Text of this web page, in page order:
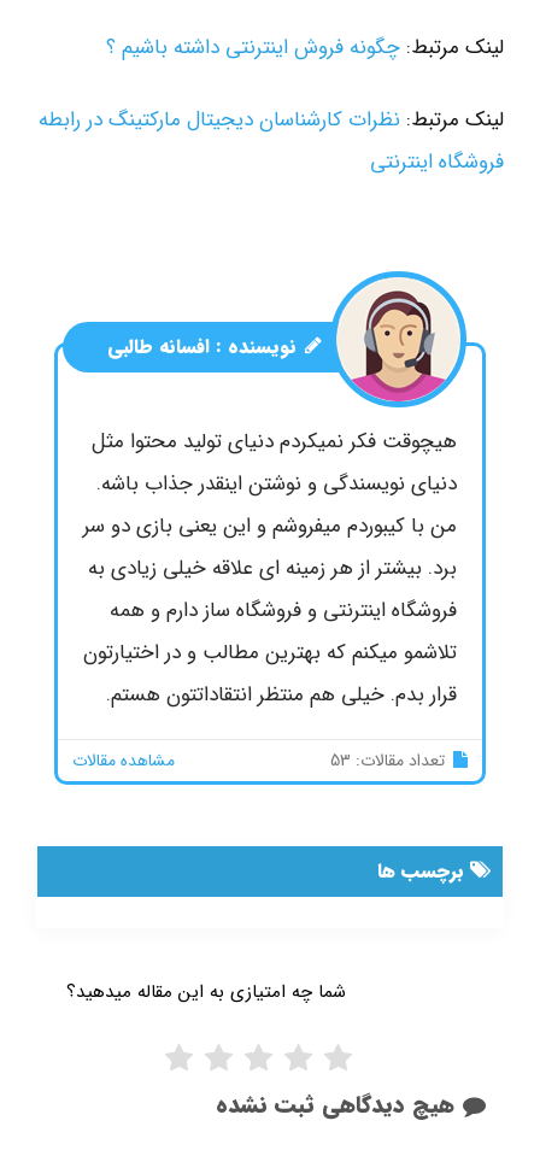
لینک مرتبط: چگونه فروش اینترنتی داشته باشیم ؟
لینک مرتبط: نظرات کارشناسان دیجیتال مارکتینگ در رابطه
فروشگاه اینترنتی
برچسب ها
نویسنده : افسانه طالبی
هیچوقت فکر نمیکردم دنیای تولید محتوا مثل
دنیای نویسندگی و نوشتن اینقدر جذاب باشه.
من با کیبوردم میفروشم و این یعنی بازی دو سر
برد. بیشتر از هر زمینه ای علاقه خیلی زیادی به
فروشگاه اینترنتی و فروشگاه ساز دارم و همه
تلاشمو میکنم که بهترین مطالب و در اختیارتون
قرار بدم. خیلی هم منتظر انتقاداتتون هستم.
تعداد مقالات: 53 مشاهده مقالات
هیچ دیدگاهی ثبت نشده
شما چه امتیازی به این مقاله میدهید؟